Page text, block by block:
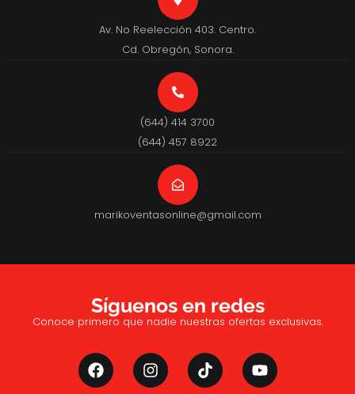
Av. No Reelección 403. Centro.
Cd. Obregón, Sonora.
(644) 414 3700
(644) 457 8922
marikoventasonline@gmail.com
Síguenos en redes
Conoce primero que nadie nuestras ofertas exclusivas.